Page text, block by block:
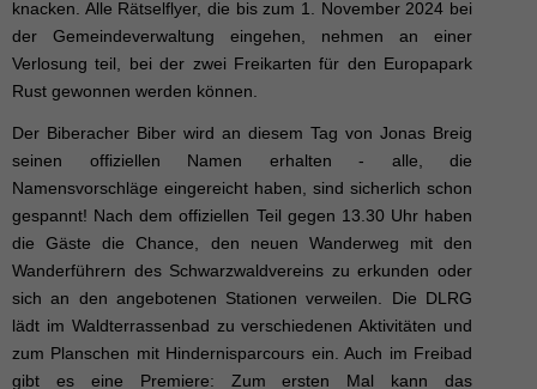
knacken. Alle Rätselflyer, die bis zum 1. November 2024 bei
der Gemeindeverwaltung eingehen, nehmen an einer
Verlosung teil, bei der zwei Freikarten für den Europapark
Rust gewonnen werden können.
Der Biberacher Biber wird an diesem Tag von Jonas Breig
seinen offiziellen Namen erhalten - alle, die
Namensvorschläge eingereicht haben, sind sicherlich schon
gespannt! Nach dem offiziellen Teil gegen 13.30 Uhr haben
die Gäste die Chance, den neuen Wanderweg mit den
Wanderführern des Schwarzwaldvereins zu erkunden oder
sich an den angebotenen Stationen verweilen. Die DLRG
lädt im Waldterrassenbad zu verschiedenen Aktivitäten und
zum Planschen mit Hindernisparcours ein. Auch im Freibad
gibt es eine Premiere: Zum ersten Mal kann das